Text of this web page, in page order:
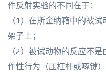
件反射实验的不同在于：
（1）在斯金纳箱中的被
架子上；
（2）被试动物的反应不
作性行为（压杠杆或啄键